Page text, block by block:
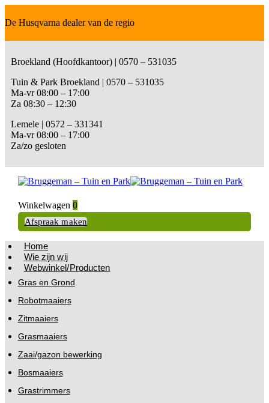
De Husqvarna dealer van de regio
Broekland (Hoofdkantoor) | 0570 – 531035
Tuin & Park Broekland | 0570 – 531035
Ma-vr 08:00 – 17:00
Za 08:30 – 12:30
Lemele | 0572 – 331341
Ma-vr 08:00 – 17:00
Za/zo gesloten
Winkelwagen 0
Afspraak maken
Home
Wie zijn wij
Webwinkel/Producten
Gras en Grond
Robotmaaiers
Zitmaaiers
Grasmaaiers
Zaai/gazon bewerking
Bosmaaiers
Grastrimmers